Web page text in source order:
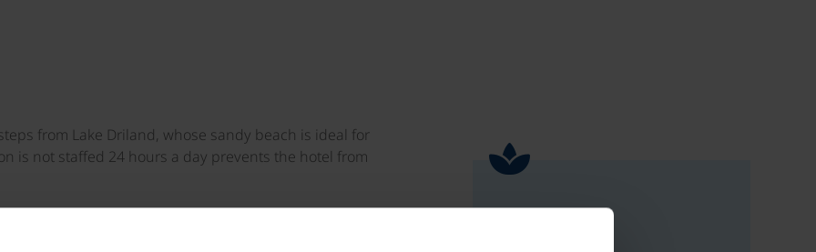
from Lake Driland, whose sandy beach is ideal for
is not staffed 24 hours a day prevents the hotel from